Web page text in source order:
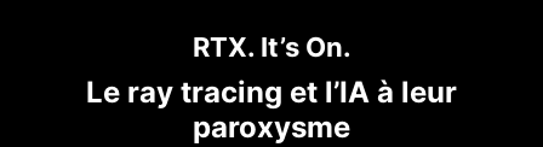
RTX. It’s On.
Le ray tracing et l’IA à leur
paroxysme